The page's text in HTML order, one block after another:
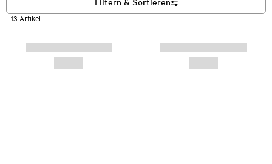
13 Artikel
Filtern & Sortieren